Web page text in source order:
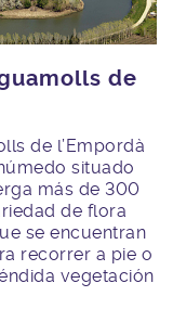
de
de l’Empordà
situado
más de 300
de flora
se encuentran
recorrer a pie o
vegetación